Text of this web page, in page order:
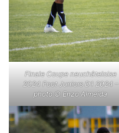
Finale Coupe neuchâteloise
2024 Foot Juniors D1 2024 –
photo © Enzo Almeida